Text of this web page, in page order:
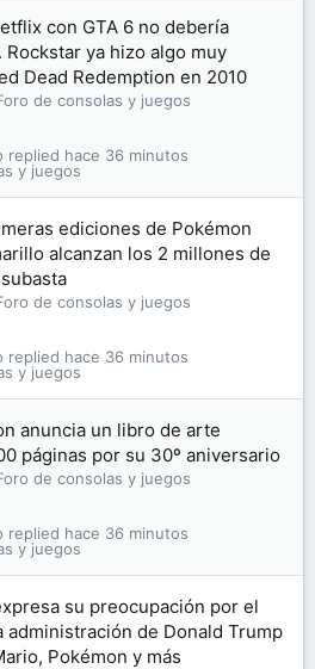
con GTA 6 no debería
ya hizo algo muy
Dead Redemption en 2010
de consolas y juegos
y juegos
hace 36 minutos
ediciones de Pokémon
alcanzan los 2 millones de
de consolas y juegos
y juegos
hace 36 minutos
anuncia un libro de arte
páginas por su 30º aniversario
de consolas y juegos
y juegos
hace 36 minutos
su preocupación por el
administración de Donald Trump
Pokémon y más